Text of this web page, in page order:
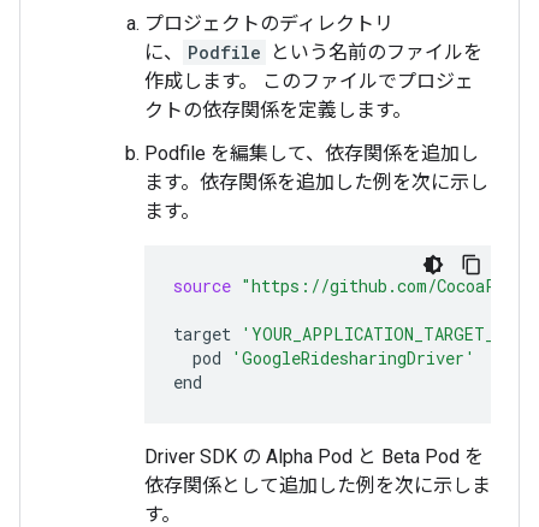
プロジェクトのディレクトリ
に、
Podfile
という名前のファイルを
作成します。 このファイルでプロジェ
クトの依存関係を定義します。
Podfile を編集して、依存関係を追加し
ます。依存関係を追加した例を次に示し
ます。
source "https://github.com/
target
pod
'GoogleRidesharingDriver'
Driver SDK の Alpha Pod と Beta Pod を
依存関係として追加した例を次に示しま
す。